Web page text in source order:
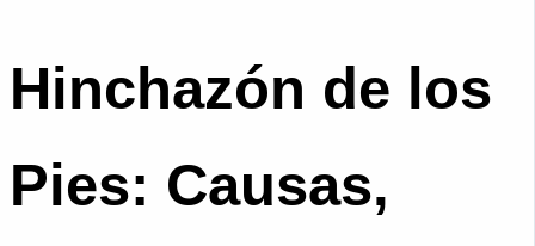
Hinchazón de los
Pies: Causas,